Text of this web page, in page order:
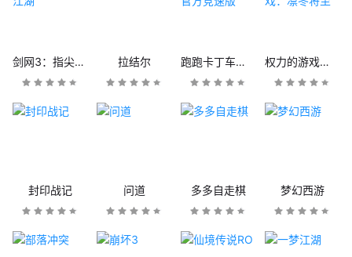
剑网3：指尖江湖 拉结尔 跑跑卡丁车官方竞速版 权力的游戏：凛冬将至
封印战记 问道 多多自走棋 梦幻西游